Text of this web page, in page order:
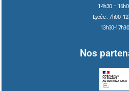
14h30 –
Lycée : 7h00-
13h30-17h30
Nos